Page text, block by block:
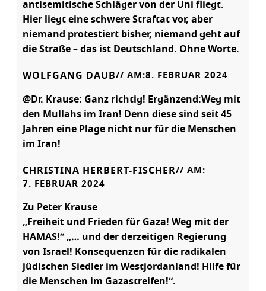
antisemitische Schläger von der Uni fliegt.
Hier liegt eine schwere Straftat vor, aber
niemand protestiert bisher, niemand geht auf
die Straße – das ist Deutschland. Ohne Worte.
WOLFGANG DAUB// AM:8. FEBRUAR 2024
@Dr. Krause: Ganz richtig! Ergänzend:Weg mit
den Mullahs im Iran! Denn diese sind seit 45
Jahren eine Plage nicht nur für die Menschen
im Iran!
CHRISTINA HERBERT-FISCHER// AM:
7. FEBRUAR 2024
Zu Peter Krause
„Freiheit und Frieden für Gaza! Weg mit der
HAMAS!“ „… und der derzeitigen Regierung
von Israel! Konsequenzen für die radikalen
jüdischen Siedler im Westjordanland! Hilfe für
die Menschen im Gazastreifen!“.